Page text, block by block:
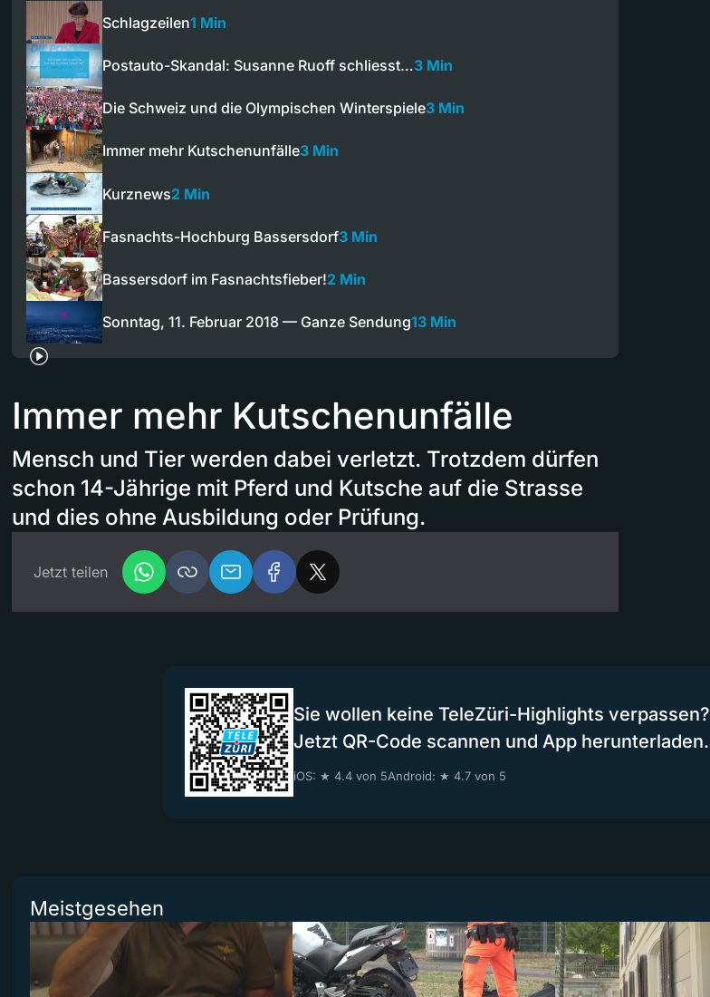
Schlagzeilen1 Min
Postauto-Skandal: Susanne Ruoff schliesst…3 Min
Die Schweiz und die Olympischen Winterspiele3 Min
Immer mehr Kutschenunfälle3 Min
Kurznews2 Min
Fasnachts-Hochburg Bassersdorf3 Min
Bassersdorf im Fasnachtsfieber!2 Min
Sonntag, 11. Februar 2018 — Ganze Sendung13 Min
Immer mehr Kutschenunfälle
Mensch und Tier werden dabei verletzt. Trotzdem dürfen
schon 14-Jährige mit Pferd und Kutsche auf die Strasse
und dies ohne Ausbildung oder Prüfung.
Jetzt teilen
Sie wollen keine TeleZüri-Highlights verpassen?
Jetzt QR-Code scannen und App herunterladen.
iOS: ★ 4.4 von 5Android: ★ 4.7 von 5
Meistgesehen